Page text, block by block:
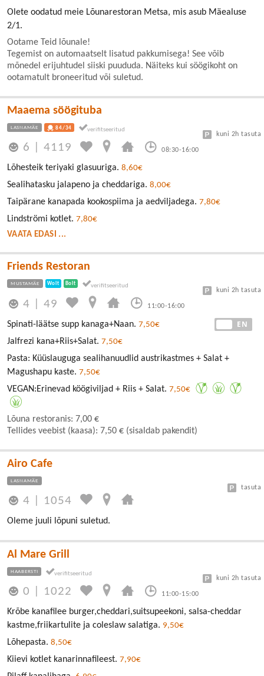
Olete oodatud meie Lõunarestoran Metsa, mis asub Mäealuse
2/1.
Ootame Teid lõunale!
Tegemist on automaatselt lisatud pakkumisega! See võib
mõnedel erijuhtudel siiski puududa. Näiteks kui söögikoht on
ootamatult broneeritud või suletud.
Maaema söögituba
LASNAMÄE 84/34
6 |4119 08:30-16:00
kuni 2h tasuta
Lõhesteik teriyaki glasuuriga. 8,60€
Sealihatasku jalapeno ja cheddariga. 8,00€
Taipärane kanapada kookospiima ja aedviljadega. 7,80€
Lindströmi kotlet. 7,80€
VAATA EDASI ...
Friends Restoran
MUSTAMÄE Wolt Bolt
4 |49 11:00-16:00
kuni 2h tasuta
EN
Spinati-läätse supp kanaga+Naan. 7,50€
Jalfrezi kana+Riis+Salat. 7,50€
Pasta: Küüslauguga sealihanuudlid austrikastmes + Salat +
Magushapu kaste. 7,50€
VEGAN:Erinevad köögiviljad + Riis + Salat. 7,50€
Lõuna restoranis: 7,00 €
Tellides veebist (kaasa): 7,50 € (sisaldab pakendit)
Airo Cafe
LASNAMÄE
4 1054
tasuta
Oleme juuli lõpuni suletud.
Al Mare Grill
HAABERSTI
0 1022 11:00-15:00
kuni 2h tasuta
Krõbe kanafilee burger,cheddari,suitsupeekoni, salsa-cheddar
kastme,friikartulite ja coleslaw salatiga. 9,50€
Lõhepasta. 8,50€
Kiievi kotlet kanarinnafileest. 7,90€